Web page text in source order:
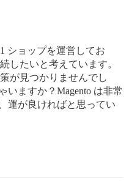
1 ショップを運営してお
したいと考えています。
が見つかりませんでし
いますか？Magento は非常
運が良ければと思ってい